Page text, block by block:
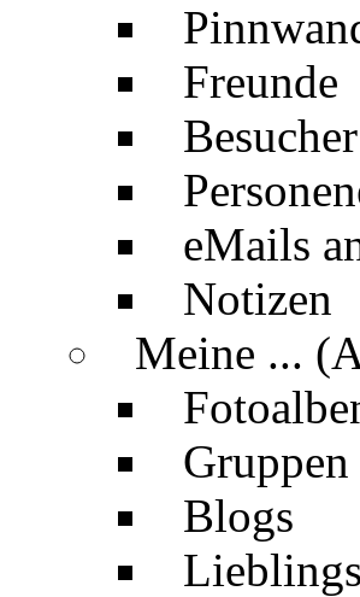
Freunde
Besucher
eMails
Notizen
Meine ...
Gruppen
Blogs